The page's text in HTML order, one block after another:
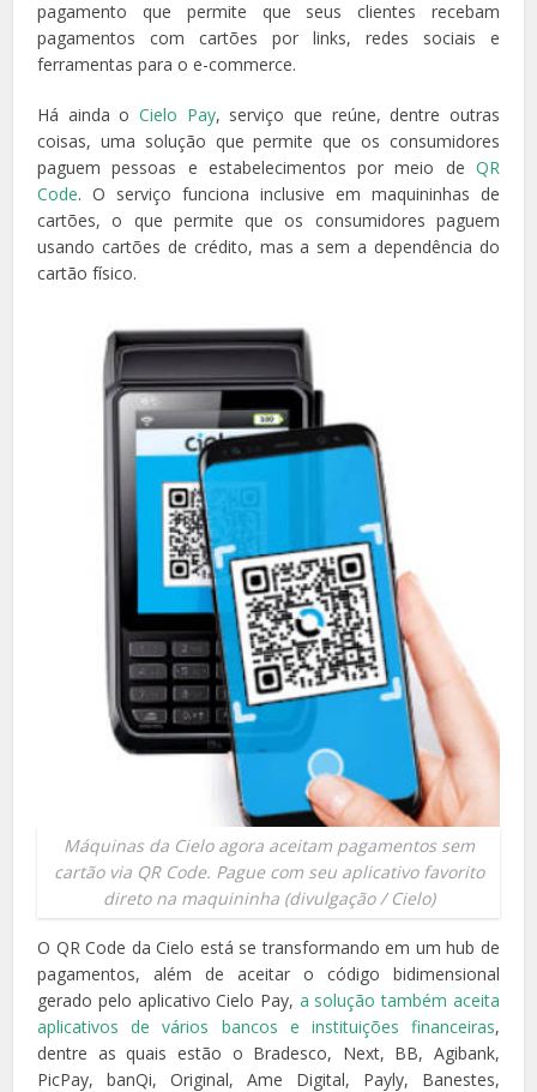
pagamento que permite que seus clientes recebam
pagamentos com cartões por links, redes sociais e
ferramentas para o e-commerce.
Há ainda oCielo Pay, serviço que reúne, dentre outras
coisas, uma solução que permite que os consumidores
paguem pessoas e estabelecimentos por meio de QR
Code. O serviço funciona inclusive em maquininhas de
cartões, o que permite que os consumidores paguem
usando cartões de crédito, mas a sem a dependência do
cartão físico.
Máquinas da Cielo agora aceitam pagamentos sem
cartão via QR Code. Pague com seu aplicativo favorito
direto na maquininha (divulgação / Cielo)
O QR Code da Cielo está se transformando em um hub de
pagamentos, além de aceitar o código bidimensional
gerado pelo aplicativo Cielo Pay, a solução também aceita
aplicativos de vários bancos e instituições financeiras,
dentre as quais estão o Bradesco, Next, BB, Agibank,
PicPay, banQi, Original, Ame Digital, Payly, Banestes,